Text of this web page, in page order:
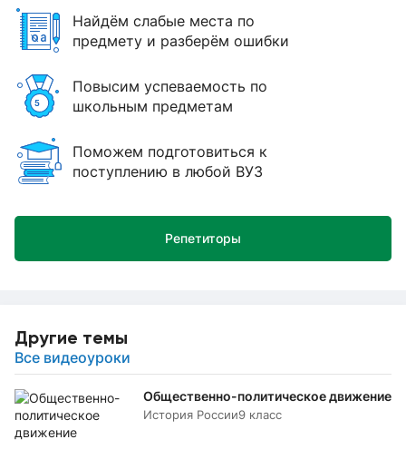
Другие темы
Все видеоуроки
Общественно-политическое движение
История России9 класс
Найдём слабые места по
предмету и разберём ошибки
Повысим успеваемость по
школьным предметам
Поможем подготовиться к
поступлению в любой ВУЗ
Репетиторы